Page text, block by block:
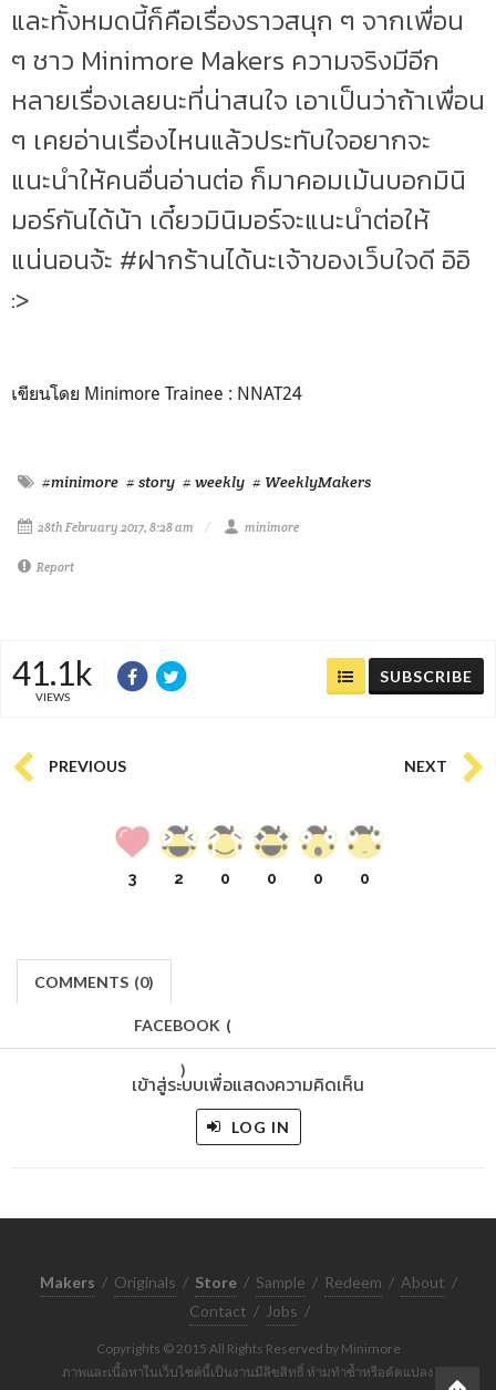
และทั้งหมดนี้ก็คือเรื่องราวสนุก ๆ จากเพื่อน
ๆ ชาว Minimore Makers ความจริงมีอีก
หลายเรื่องเลยนะที่น่าสนใจ เอาเป็นว่าถ้าเพื่อน
ๆ เคยอ่านเรื่องไหนแล้วประทับใจอยากจะ
แนะนำให้คนอื่นอ่านต่อ ก็มาคอมเม้นบอกมินิ
มอร์กันได้น้า เดี๋ยวมินิมอร์จะแนะนำต่อให้
แน่นอนจ้ะ #ฝากร้านได้นะเจ้าของเว็บใจดี อิอิ
:>
เขียนโดย Minimore Trainee : NNAT24
#minimore # story # weekly # WeeklyMakers
28th February 2017, 8:28 am minimore
Report
41.1k
VIEWS
SUBSCRIBE
PREVIOUS NEXT
3 2 0 0 0 0
COMMENTS (0)
FACEBOOK (
)
เข้าสู่ระบบเพื่อแสดงความคิดเห็น
LOG IN
Makers / Originals / Store / Sample / Redeem / About /
Contact / Jobs /
Copyrights © 2015 All Rights Reserved by Minimore
ภาพและเนื้อหาในเว็บไซต์นี้เป็นงานมีลิขสิทธิ์ ห้ามทำซ้ำหรือดัดแปลง